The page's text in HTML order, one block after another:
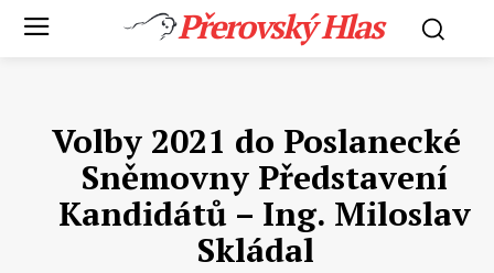
Přerovský Hlas
Volby 2021 do Poslanecké
Sněmovny Představení
Kandidátů – Ing. Miloslav
Skládal